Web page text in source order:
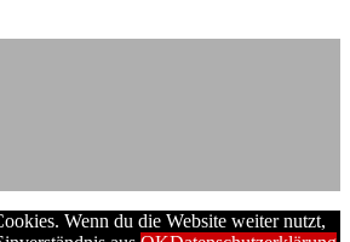
Wenn du die Website weiter nutzt,